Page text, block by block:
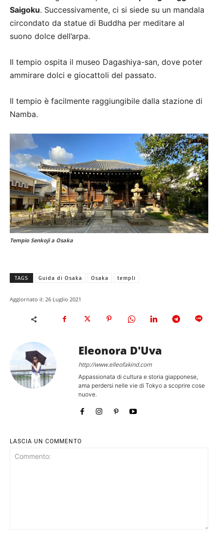
Saigoku. Successivamente, ci si siede su un mandala
circondato da statue di Buddha per meditare al
suono dolce dell’arpa.
Il tempio ospita il museo Dagashiya-san, dove poter
ammirare dolci e giocattoli del passato.
Il tempio è facilmente raggiungibile dalla stazione di
Namba.
Tempio Senkoji a Osaka
TAGS Guida di Osaka Osaka templi
Aggiornato il: 26 Luglio 2021
Eleonora D'Uva
http://www.elleofakind.com
Appassionata di cultura e storia giapponese,
ama perdersi nelle vie di Tokyo a scoprire cose
nuove.
LASCIA UN COMMENTO